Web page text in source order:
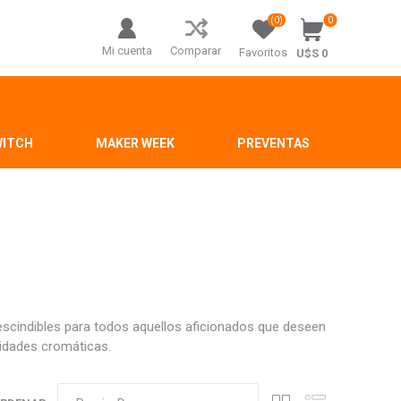
Mi cuenta Comparar Favoritos
(0) 0
U$S 0
MAKER WEEK PREVENTAS
para todos aquellos aficionados que deseen
cromáticas.